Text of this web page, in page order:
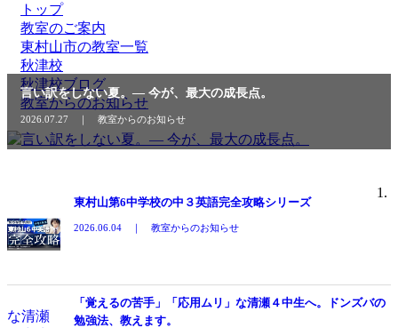
トップ
教室のご案内
東村山市の教室一覧
秋津校
秋津校ブログ
教室からのお知らせ
言い訳をしない夏。― 今が、最大の成長点。
2026.07.27 ｜ 教室からのお知らせ
東村山第6中学校の中３英語完全攻略シリーズ
2026.06.04 ｜ 教室からのお知らせ
「覚えるの苦手」「応用ムリ」な清瀬４中生へ。ドンズバの
勉強法、教えます。